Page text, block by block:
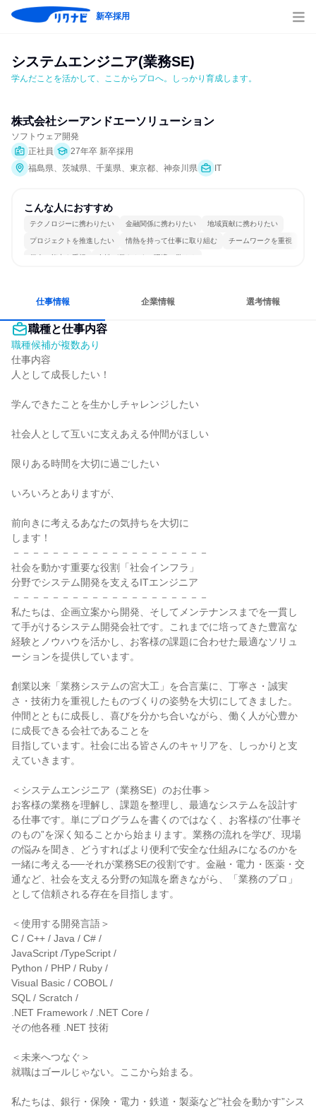
新卒採用
システムエンジニア(業務SE)
学んだことを活かして、ここからプロへ。しっかり育成します。
株式会社シーアンドエーソリューション
ソフトウェア開発
正社員
27年卒 新卒採用
福島県、茨城県、千葉県、東京都、神奈川県
IT
こんな人におすすめ
テクノロジーに携わりたい 金融関係に携わりたい 地域貢献に携わりたい
プロジェクトを推進したい 情熱を持って仕事に取り組む チームワークを重視
個人の能力を重視 女性が働きやすい環境で働ける
仕事情報 企業情報 選考情報
職種と仕事内容
職種候補が複数あり
仕事内容
人として成長したい！
学んできたことを生かしチャレンジしたい
社会人として互いに支えあえる仲間がほしい
限りある時間を大切に過ごしたい
いろいろとありますが、
前向きに考えるあなたの気持ちを大切に
します！
－－－－－－－－－－－－－－－－－－－－
社会を動かす重要な役割「社会インフラ」
分野でシステム開発を支えるITエンジニア
－－－－－－－－－－－－－－－－－－－－
私たちは、企画立案から開発、そしてメンテナンスまでを一貫し
て手がけるシステム開発会社です。これまでに培ってきた豊富な
経験とノウハウを活かし、お客様の課題に合わせた最適なソリュ
ーションを提供しています。
創業以来「業務システムの宮大工」を合言葉に、丁寧さ・誠実
さ・技術力を重視したものづくりの姿勢を大切にしてきました。
仲間とともに成長し、喜びを分かち合いながら、働く人が心豊か
に成長できる会社であることを
目指しています。社会に出る皆さんのキャリアを、しっかりと支
えていきます。
＜システムエンジニア（業務SE）のお仕事＞
お客様の業務を理解し、課題を整理し、最適なシステムを設計す
る仕事です。単にプログラムを書くのではなく、お客様の“仕事そ
のもの”を深く知ることから始まります。業務の流れを学び、現場
の悩みを聞き、どうすればより便利で安全な仕組みになるのかを
一緒に考える──それが業務SEの役割です。金融・電力・医薬・交
通など、社会を支える分野の知識を磨きながら、「業務のプロ」
として信頼される存在を目指します。
＜使用する開発言語＞
C / C++ / Java / C# /
JavaScript /TypeScript /
Python / PHP / Ruby /
Visual Basic / COBOL /
SQL / Scratch /
.NET Framework / .NET Core /
その他各種 .NET 技術
＜未来へつなぐ＞
就職はゴールじゃない。ここから始まる。
私たちは、銀行・保険・電力・鉄道・製薬など“社会を動かす”シス